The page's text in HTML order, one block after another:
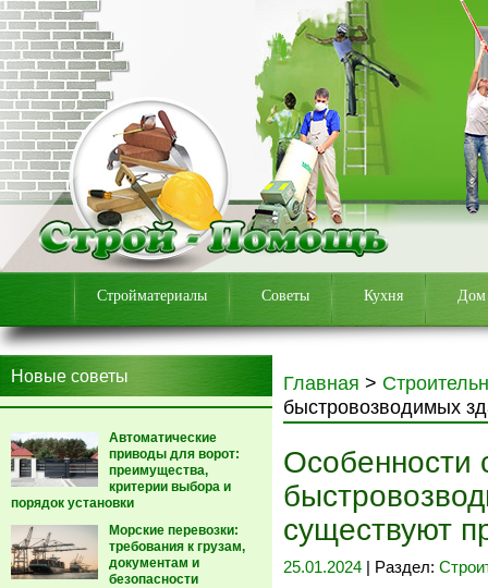
Стройматериалы Советы Кухня Дом
Новые советы
Автоматические
приводы для ворот:
преимущества,
критерии выбора и
порядок установки
Морские перевозки:
требования к грузам,
документам и
безопасности
Главная >
быстровозводимых
Особенности
существуют
25.01.2024 | Раздел: